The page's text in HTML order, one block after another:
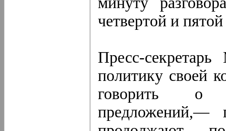
четвертой и
Пресс-
политику своей
говорить о
предложений,—